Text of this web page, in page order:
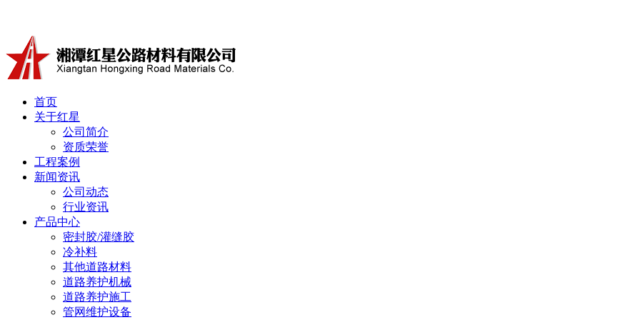
首页
关于红星
公司简介
资质荣誉
工程案例
新闻资讯
公司动态
行业资讯
产品中心
密封胶/灌缝胶
冷补料
其他道路材料
道路养护机械
道路养护施工
管网维护设备